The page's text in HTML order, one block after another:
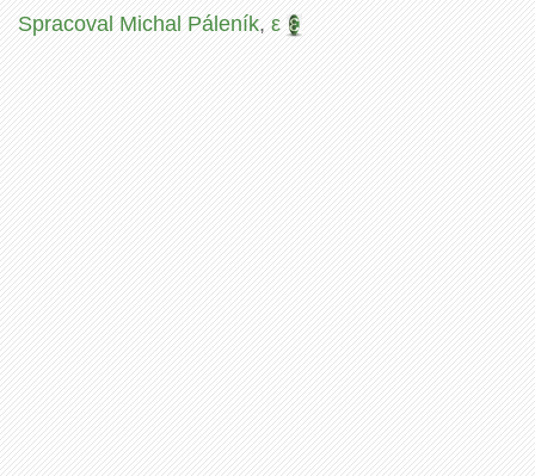
Spracoval Michal Páleník,ε